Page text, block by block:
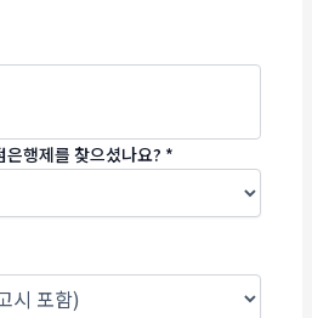
은행제를 찾으셨나요? *